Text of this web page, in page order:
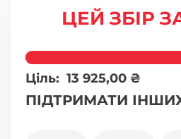
ЦЕЙ ЗБІР
Ціль: 13 925,00 ₴
ПІДТРИМАТИ